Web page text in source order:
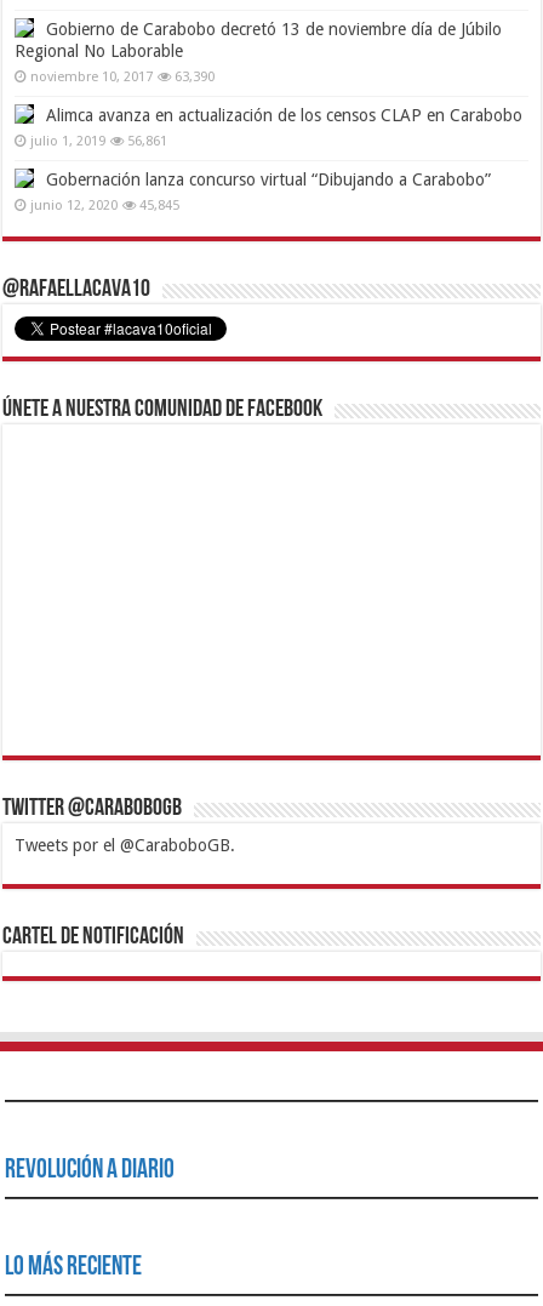
Gobierno de Carabobo decretó 13 de noviembre día de Júbilo
Regional No Laborable
noviembre 10, 2017 63,390
Alimca avanza en actualización de los censos CLAP en Carabobo
julio 1, 2019 56,861
Gobernación lanza concurso virtual “Dibujando a Carabobo”
junio 12, 2020 45,845
@RafaelLacava10
Únete a nuestra comunidad de Facebook
Twitter @CaraboboGB
Tweets por el @CaraboboGB.
1xbetBetturkeyBetistKralbetSupertotobetTipobetMatadorbetMariobet
https://mvbcasino.com/
Cartel de Notificación
Revolución a Diario
Lo Más Reciente